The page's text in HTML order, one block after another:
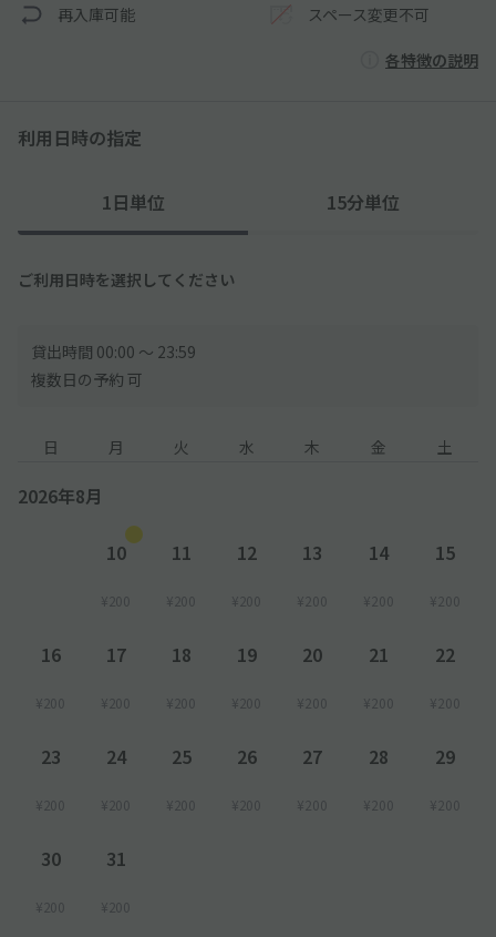
再入庫可能 スペース変更不可
各特徴の説明
利用日時の指定
1日単位 15分単位
ご利用日時を選択してください
貸出時間 00:00 〜 23:59
複数日の予約 可
日 月 火 水 木 金 土
2026年8月
10
¥200
11
¥200
12
¥200
13
¥200
14
¥200
15
¥200
16
¥200
17
¥200
18
¥200
19
¥200
20
¥200
21
¥200
22
¥200
23
¥200
24
¥200
25
¥200
26
¥200
27
¥200
28
¥200
29
¥200
30
¥200
31
¥200